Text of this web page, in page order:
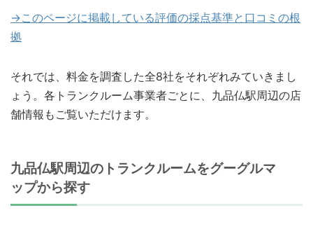
→このページに掲載している評価の採点基準と口コミの根
拠
それでは、料金を調査した全8社をそれぞれみていきまし
ょう。各トランクルーム事業者ごとに、九品仏駅周辺の店
舗情報もご覧いただけます。
九品仏駅周辺のトランクルームをグーグルマ
ップから探す